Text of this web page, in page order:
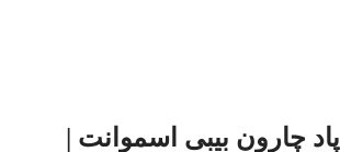
پاد چارون بیبی اسموانت |